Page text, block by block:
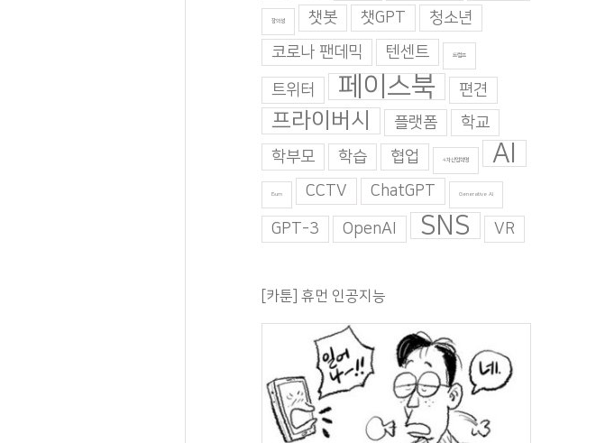
창의성 챗봇 챗GPT
청소년
코로나 팬데믹
텐센트 트럼프
트위터 페이스북 편견
프라이버시 플랫폼
학교
학부모
학습 협업 4차산업혁명 AI
Burn CCTV ChatGPT Generative AI
GPT-3 OpenAI SNS VR
[카툰] 휴먼 인공지능